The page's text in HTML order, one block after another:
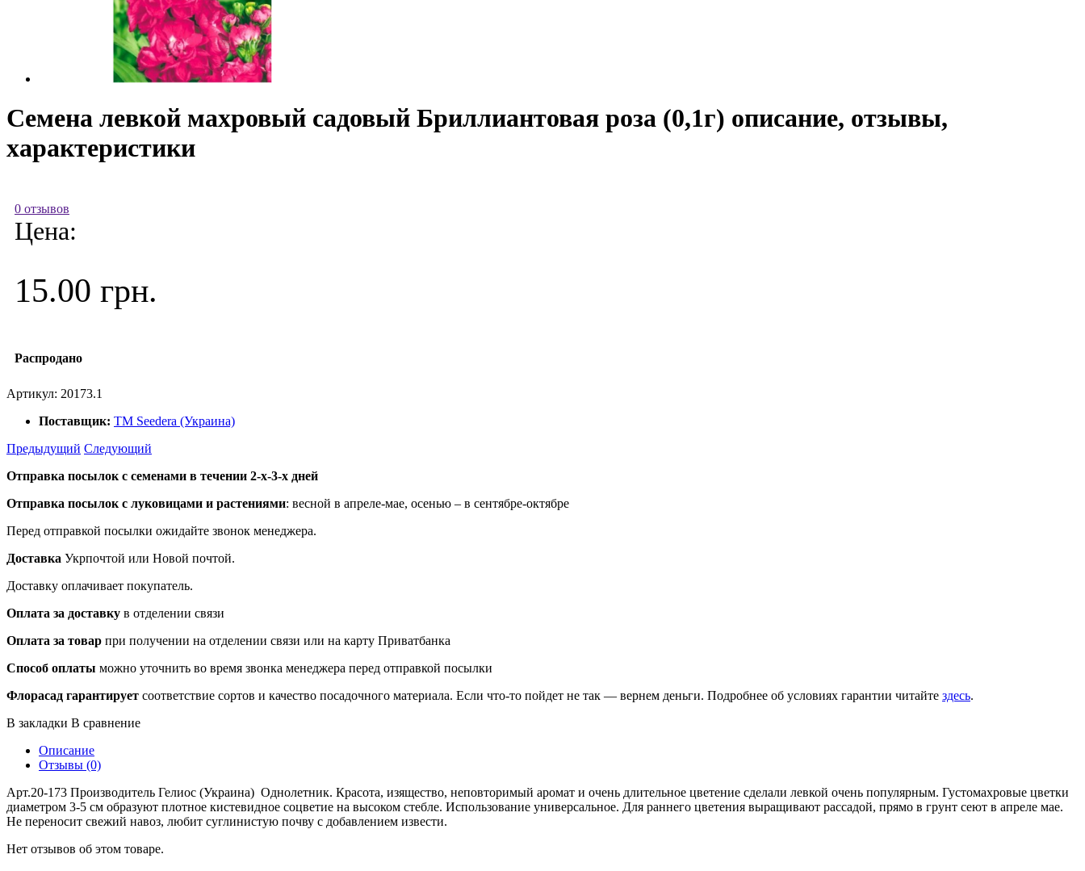
Семена левкой махровый садовый Бриллиантовая роза (0,1г) описание, отзывы,
характеристики
0 отзывов
Цена:
15.00 грн.
Распродано
Артикул: 20173.1
Поставщик: ТМ Seedera (Украина)
Предыдущий Следующий
Отправка посылок с семенами в течении 2-х-3-х дней
Отправка посылок с луковицами и растениями: весной в апреле-мае, осенью – в сентябре-октябре
Перед отправкой посылки ожидайте звонок менеджера.
Доставка Укрпочтой или Новой почтой.
Доставку оплачивает покупатель.
Оплата за доставку в отделении связи
Оплата за товар при получении на отделении связи или на карту Приватбанка
Способ оплаты можно уточнить во время звонка менеджера перед отправкой посылки
Флорасад гарантирует соответствие сортов и качество посадочного материала. Если что-то пойдет не так — вернем деньги. Подробнее об условиях гарантии читайте здесь.
В закладки В сравнение
Описание
Отзывы (0)
Арт.20-173 Производитель Гелиос (Украина) Однолетник. Красота, изящество, неповторимый аромат и очень длительное цветение сделали левкой очень популярным. Густомахровые цветки
диаметром 3-5 см образуют плотное кистевидное соцветие на высоком стебле. Использование универсальное. Для раннего цветения выращивают рассадой, прямо в грунт сеют в апреле мае.
Не переносит свежий навоз, любит суглинистую почву с добавлением извести.
Нет отзывов об этом товаре.